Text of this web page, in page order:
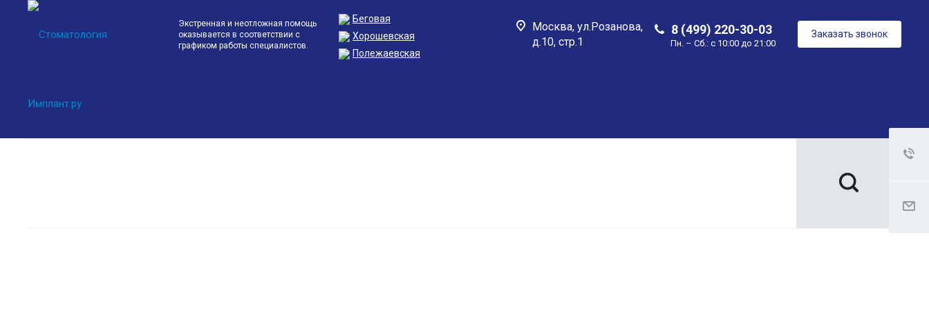
Экстренная и неотложная помощь
оказывается в соответствии с
графиком работы специалистов.
Беговая
Хорошевская
Полежаевская
8 (499) 220-30-03
Пн. – Сб.: с 10:00 до 21:00
Заказать звонок
Москва, ул.Розанова,
д.10, стр.1